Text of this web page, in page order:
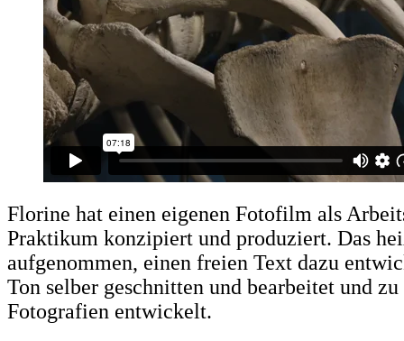
Florine hat einen eigenen Fotofilm als
Praktikum konzipiert und produziert. Das
aufgenommen, einen freien Text dazu
Ton selber geschnitten und bearbeitet und
Fotografien entwickelt.